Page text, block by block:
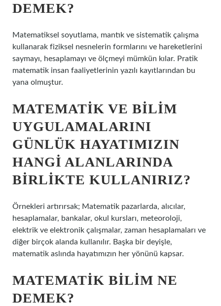
DEMEK?
Matematiksel soyutlama, mantık ve sistematik çalışma
kullanarak fiziksel nesnelerin formlarını ve hareketlerini
saymayı, hesaplamayı ve ölçmeyi mümkün kılar. Pratik
matematik insan faaliyetlerinin yazılı kayıtlarından bu
yana olmuştur.
MATEMATIK VE BILIM
UYGULAMALARINI
GÜNLÜK HAYATIMIZIN
HANGI ALANLARINDA
BIRLIKTE KULLANIRIZ?
Örnekleri artırırsak; Matematik pazarlarda, alıcılar,
hesaplamalar, bankalar, okul kursları, meteoroloji,
elektrik ve elektronik çalışmalar, zaman hesaplamaları ve
diğer birçok alanda kullanılır. Başka bir deyişle,
matematik aslında hayatımızın her yönünü kapsar.
MATEMATIK BILIM NE
DEMEK?